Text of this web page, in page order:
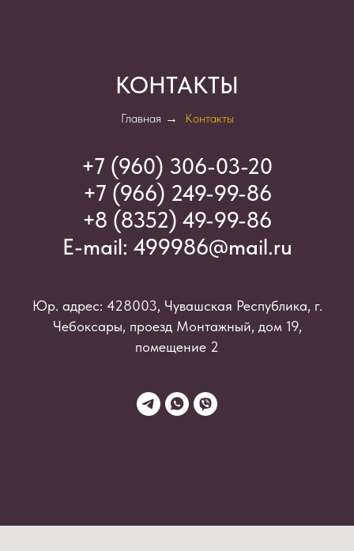
КОНТАКТЫ
Главная → Контакты
+7 (960) 306-03-20
+7 (966) 249-99-86
+8 (8352) 49-99-86
E-mail: 499986@mail.ru
Юр. адрес: 428003, Чувашская Республика, г.
Чебоксары, проезд Монтажный, дом 19,
помещение 2